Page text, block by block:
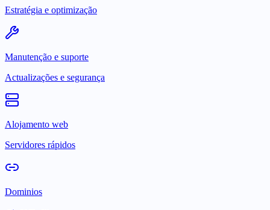
Estratégia e optimização
Manutenção e suporte
Actualizações e segurança
Alojamento web
Servidores rápidos
Dominios